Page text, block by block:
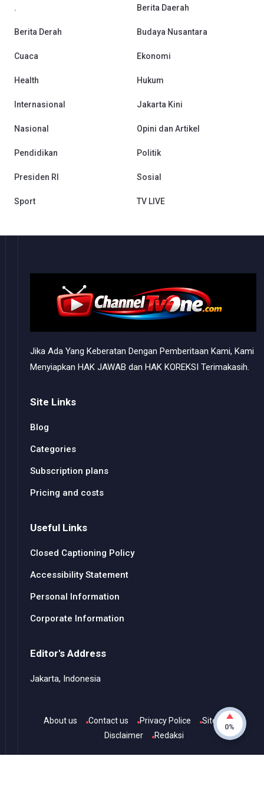
. Berita Daerah
Berita Derah Budaya Nusantara
Cuaca Ekonomi
Health Hukum
Internasional Jakarta Kini
Nasional Opini dan Artikel
Pendidikan Politik
Presiden RI Sosial
Sport TV LIVE
Jika Ada Yang Keberatan Dengan Pemberitaan Kami, Kami
Menyiapkan HAK JAWAB dan HAK KOREKSI Terimakasih.
Site Links
Blog
Categories
Subscription plans
Pricing and costs
Useful Links
Closed Captioning Policy
Accessibility Statement
Personal Information
Corporate Information
Editor's Address
Jakarta, Indonesia
About us Contact us Privacy Police
Sitemap
Disclaimer
Redaksi
0%